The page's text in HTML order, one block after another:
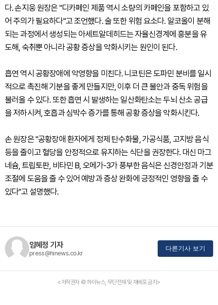
다. 손지웅 원장은 "디카페인 제품 역시 소량의 카페인을 포함하고 있
어 주의가 필요하다"고 조언했다. 술 또한 위험 요소다. 알코올이 분해
되는 과정에서 생성되는 아세트알데히드는 자율신경계에 흥분을 유
도해, 숙취뿐 아니라 공황 증상을 악화시키는 원인이 된다.
흡연 역시 공황장애에 악영향을 미친다. 니코틴은 도파민 분비를 일시
적으로 촉진해 기분을 좋게 만들지만, 이후 더 큰 불안과 중독 위험을
불러올 수 있다. 또한 흡연 시 발생하는 일산화탄소는 두뇌 산소 공급
을 저하시켜, 호흡과 심박수 증가를 통해 공황 증상을 악화시킨다.
손 원장은 "공황장애 환자에게 정제 탄수화물, 가공식품, 고지방 음식
등을 줄이고 혈당을 안정적으로 유지하는 식단을 권장한다. 대신 마그
네슘, 트립토판, 비타민 B, 오메가-3가 풍부한 음식은 신경안정과 기분
조절에 도움을 줄 수 있어 예방과 증상 완화에 긍정적인 영향을 줄 수
있다"고 설명했다.
임혜정 기자
press@hinews.co.kr
다른기사 보기
<저작권자 © 하이뉴스, 무단전재 및 재배포 금지>